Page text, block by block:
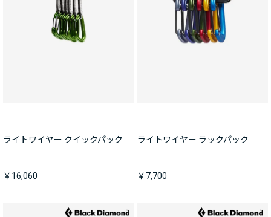
ライトワイヤー クイックパック
￥16,060
ライトワイヤー ラックパック
￥7,700